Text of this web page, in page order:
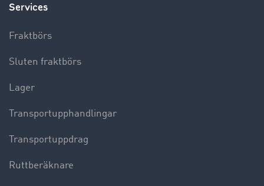
Services
Fraktbörs
Sluten fraktbörs
Lager
Transportupphandlingar
Transportuppdrag
Ruttberäknare